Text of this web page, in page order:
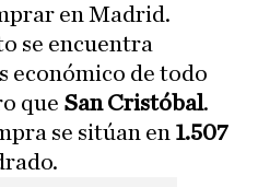
en Madrid.
se encuentra
económico de todo
que San Cristóbal.
se sitúan en 1.507